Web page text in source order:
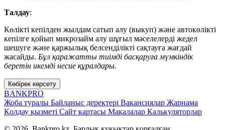
Талдау:
Көлікті кепілден жылдам сатып алу (выкуп) және автокөлікті
кепілге қойып микрозайм алу шұғыл мәселелерді жедел
шешуге және қаржылық белсенділікті сақтауға жағдай
жасайды. Бұл қаражатты тиімді басқаруға мүмкіндік
беретін икемді несие құралдары.
Көбірек көрсету
BANKPRO
Жоба туралы Байланыс деректері Вакансиялар Жарнама
Қолдау қызметі Сайт картасы Мақалалар Калькуляторлар